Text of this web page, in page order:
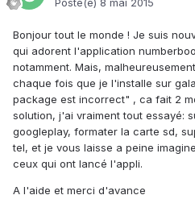
Posté(e) 8 mai 2015
Bonjour tout le monde ! Je suis
qui adorent l'application
notamment. Mais,
chaque fois que je l'installe sur
package est incorrect" , ca fait 2
solution, j'ai vraiment tout essayé:
googleplay, formater la carte sd,
tel, et je vous laisse a peine
ceux qui ont lancé l'appli.
A l'aide et merci d'avance